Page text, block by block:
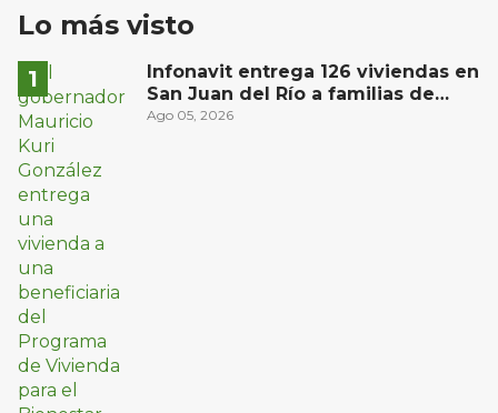
Lo más visto
Infonavit entrega 126 viviendas en
San Juan del Río a familias de
bajos ingresos
Ago 05, 2026